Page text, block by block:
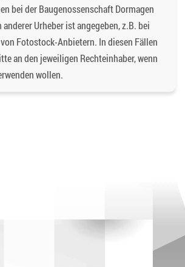
bei der Baugenossenschaft Dormagen
anderer Urheber ist angegeben, z.B. bei
Fotostock-Anbietern. In diesen Fällen
an den jeweiligen Rechteinhaber, wenn
wollen.